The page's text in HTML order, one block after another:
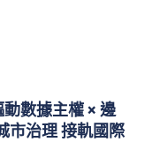
Pro 5G全景即
高密度人流與長距
現即時影像傳輸的
數據主權 × 邊
市治理 接軌國際